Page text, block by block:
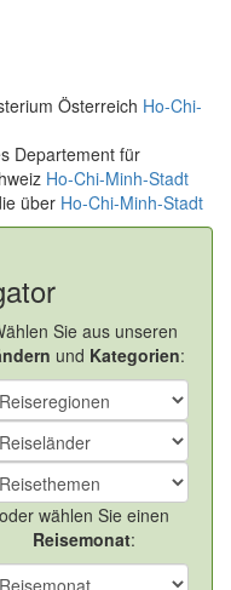
Österreich Ho-Chi-
Departement für
Ho-Chi-Minh-Stadt
über Ho-Chi-Minh-Stadt
Sie aus unseren
und Kategorien:
oder wählen Sie einen
Reisemonat: